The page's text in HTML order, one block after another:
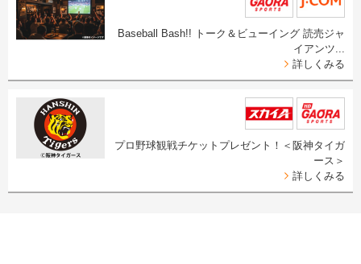
Baseball Bash!! トーク＆ビューイング 読売ジャ
イアンツ...
詳しくみる
プロ野球観戦チケットプレゼント！＜阪神タイガ
ース＞
詳しくみる